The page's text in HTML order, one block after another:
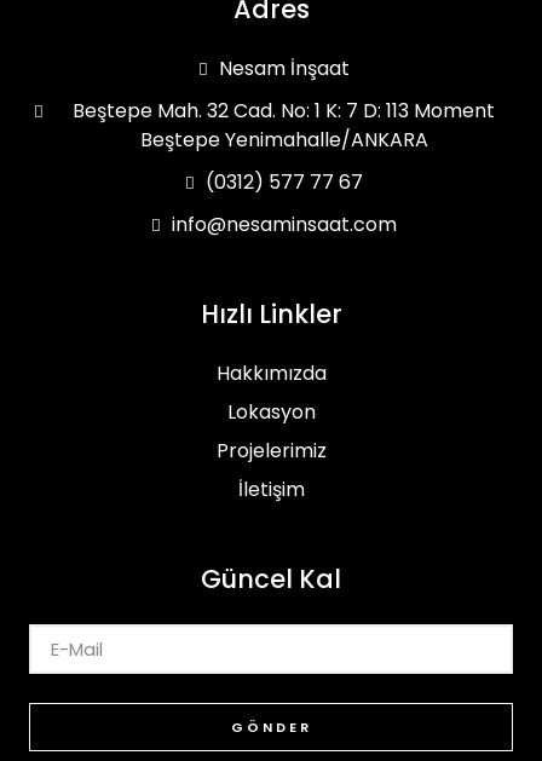
Adres
Nesam İnşaat
Beştepe Mah. 32 Cad. No: 1 K: 7 D: 113 Moment
Beştepe Yenimahalle/ANKARA
(0312) 577 77 67
info@nesaminsaat.com
Hızlı Linkler
Hakkımızda
Lokasyon
Projelerimiz
İletişim
Güncel Kal
GÖNDER